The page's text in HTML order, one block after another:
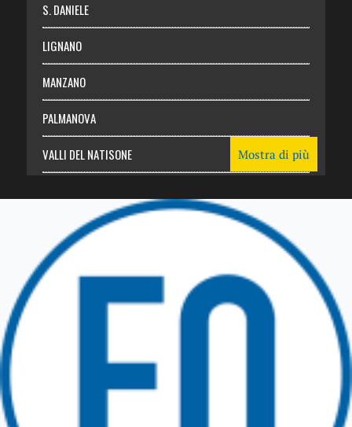
S. DANIELE
LIGNANO
MANZANO
PALMANOVA
VALLI DEL NATISONE
TRICESIMO
TARCENTO
GEMONA DEL FRIULI
Mostra di più